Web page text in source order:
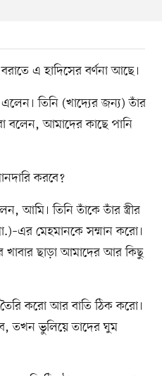
এ হাদিসের বর্ণনা আছে।
তিনি (খাদ্যের জন্য) তাঁর
বলেন, আমাদের কাছে পানি
করবে?
তিনি তাঁকে তাঁর স্ত্রীর
মেহমানকে সম্মান করো।
খাবার ছাড়া আমাদের আর কিছু
করো আর বাতি ঠিক করো।
তখন ভুলিয়ে তাদের ঘুম